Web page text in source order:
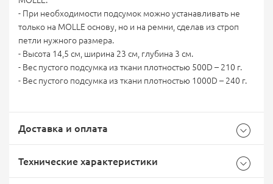
- При необходимости подсумок можно устанавливать не
только на MOLLE основу, но и на ремни, сделав из строп
петли нужного размера.
- Высота 14,5 см, ширина 23 см, глубина 3 см.
- Вес пустого подсумка из ткани плотностью 500D – 210 г.
- Вес пустого подсумка из ткани плотностью 1000D – 240 г.
Доставка и оплата
Технические характеристики